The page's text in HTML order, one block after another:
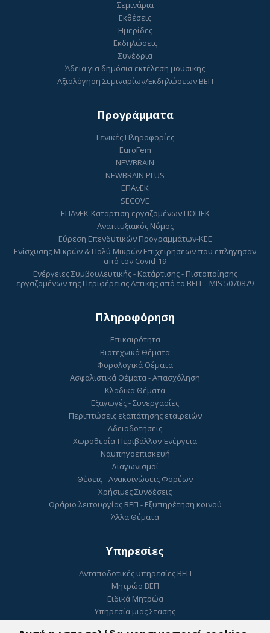
Σεμινάρια
Εκθέσεις
Ημερίδες
Εκδηλώσεις
Συνέδρια
Άδεια για δημόσια εκτέλεση μουσικής
Αξιολόγηση Σεμιναρίων/Εκδηλώσεων ΒΕΠ
Προγράμματα
Γενικές Πληροφορίες
EuroFem
NEWBRAIN
NEWBRAIN PLUS
ΕΠΑνΕΚ
SECOVE
ΕΠΑνΕΚ-Κατάρτιση εργαζομένων ΠΟΠΕΚ
Αναπτυξιακός Νόμος
Εύρεση Επενδυτικών Προγραμμάτων-ΚΕΕ
Ενίσχυσης Μικρών & Πολύ Μικρών Επιχειρήσεων που επλήγησαν
από τον Covid-19
Ενέργειες Συμβουλευτικής - Κατάρτισης - Πιστοποίησης
εργαζομένων της Περιφέρειας Αττικής από το ΒΕΠ – MIS 5070879
Πληροφόρηση
Επικαιρότητα
Βιοτεχνικά Θέματα
Φορολογικά Θέματα
Ασφαλιστικά Θέματα - Απασχόληση
Κλαδικά Θέματα
Εξαγωγές - Συνεργασίες
Περιπτώσεις εξαπάτησης εταιρειών
Αδειοδοτήσεις
Χωροθεσία-Περιβάλλον-Ενέργεια
Ναυπηγοεπισκευή
Διαγωνισμοί
Θέσεις - Ανακοινώσεις Φορέων
Χρήσιμες Συνδέσεις
Ωράριο λειτουργίας ΒΕΠ - Εξυπηρέτηση κοινού
Άλλα Θέματα
Υπηρεσίες
Ανταποδοτικές υπηρεσίες ΒΕΠ
Μητρώο ΒΕΠ
Ειδικά Μητρώα
Υπηρεσία μιας Στάσης